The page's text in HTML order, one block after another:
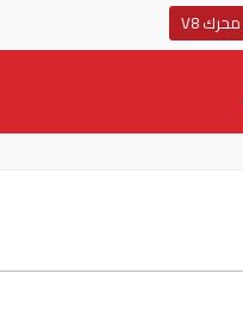
محرك V8